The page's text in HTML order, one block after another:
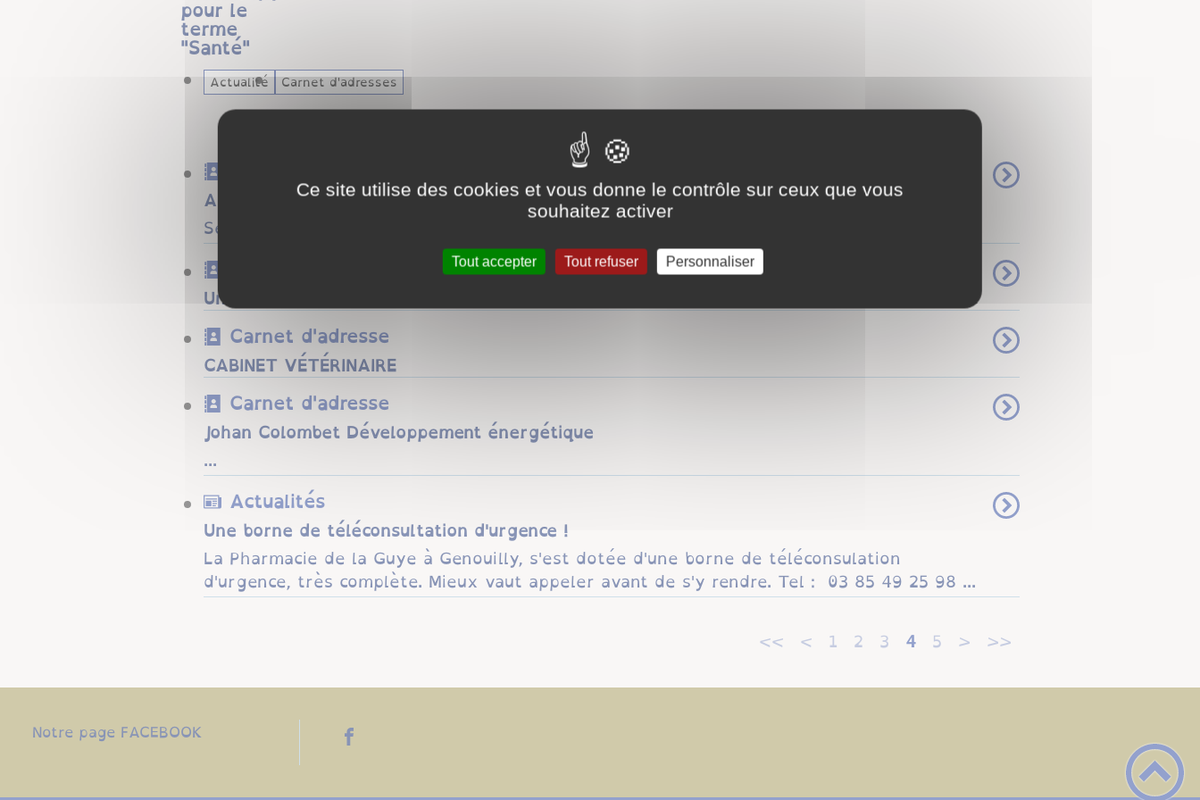
pour le
terme
"Santé"
Actualité Carnet d'adresses
AMAELLES
Services à domicile pour personnes âgées ...
Unité d'action sociale Sennecey-le-Grand
Carnet d'adresse
CABINET VÉTÉRINAIRE
Carnet d'adresse
Johan Colombet Développement énergétique
...
Actualités
Une borne de téléconsultation d'urgence !
La Pharmacie de la Guye à Genouilly, s'est dotée d'une borne de téléconsulation
d'urgence, très complète. Mieux vaut appeler avant de s'y rendre. Tel : 03 85 49 25 98 ...
<< < 1 2 3 4 5 > >>
Notre page FACEBOOK
Ce site utilise des cookies et vous donne le contrôle sur ceux que vous
souhaitez activer
Tout accepter Tout refuser Personnaliser